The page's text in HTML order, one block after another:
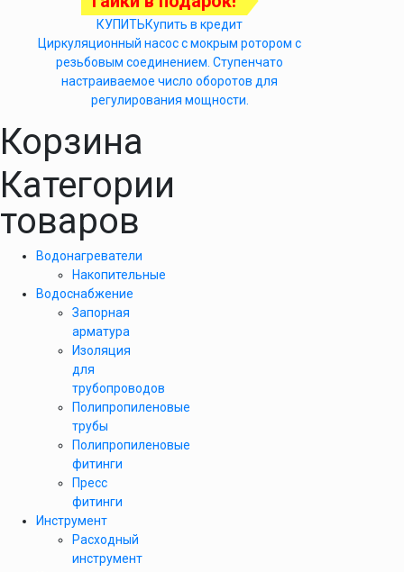
КУПИТЬКупить в кредит
Циркуляционный насос с мокрым ротором с
резьбовым соединением. Ступенчато
настраиваемое число оборотов для
регулирования мощности.
Корзина
Категории
товаров
Водонагреватели
Накопительные
Водоснабжение
Запорная
арматура
Изоляция
для
трубопроводов
Полипропиленовые
трубы
Полипропиленовые
фитинги
Пресс
фитинги
Инструмент
Расходный
инструмент